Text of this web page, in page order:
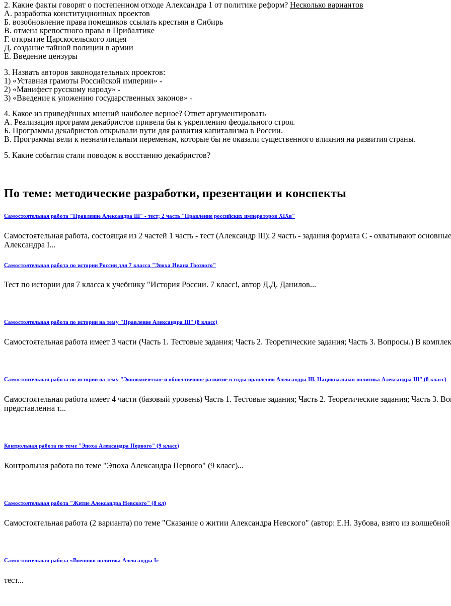
2. Какие факты говорят о постепенном отходе Александра 1 от политике реформ? Несколько вариантов
А. разработка конституционных проектов
Б. возобновление права помещиков ссылать крестьян в Сибирь
В. отмена крепостного права в Прибалтике
Г. открытие Царскосельского лицея
Д. создание тайной полиции в армии
Е. Введение цензуры
3. Назвать авторов законодательных проектов:
1) «Уставная грамоты Российской империи» -
2) «Манифест русскому народу» -
3) «Введение к уложению государственных законов» -
4. Какое из приведённых мнений наиболее верное? Ответ аргументировать
А. Реализация программ декабристов привела бы к укреплению феодального строя.
Б. Программы декабристов открывали пути для развития капитализма в России.
В. Программы вели к незначительным переменам, которые бы не оказали существенного влияния на развития страны.
5. Какие события стали поводом к восстанию декабристов?
По теме: методические разработки, презентации и конспекты
Самостоятельная работа "Правление Александра III" - тест; 2 часть "Правление российских императоров XIXв"
Самостоятельная работа, состоящая из 2 частей 1 часть - тест (Александр III); 2 часть - задания формата С - охватывают
Александра I...
Самостоятельная работа по истории России для 7 класса "Эпоха Ивана Грозного"
Тест по истории для 7 класса к учебнику "История России. 7 класс!, автор Д.Д. Данилов...
Самостоятельная работа по истории на тему "Правление Александра III" (8 класс)
Самостоятельная работа имеет 3 части (Часть 1. Тестовые задания; Часть 2. Теоретические задания; Часть 3. Вопросы.) В
Самостоятельная работа по истории на тему "Экономическое и общественное развитие в годы правления Александра III. Национальная политика Александра III" (8 класс)
Самостоятельная работа имеет 4 части (базовый уровень) Часть 1. Тестовые задания; Часть 2. Теоретические задания; Часть
представленна т...
Контрольная работа по теме "Эпоха Александра Первого" (9 класс)
Контрольная работа по теме "Эпоха Александра Первого" (9 класс)...
Самостоятельная работа "Житие Александра Невского" (8 кл)
Самостоятельная работа (2 варианта) по теме "Сказание о житии Александра Невского" (автор: Е.Н. Зубова, взято из
Самостоятельная работа «Внешняя политика Александра I»
тест...